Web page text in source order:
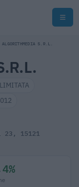
ALGORITHMEDIA S.R.L.
15121